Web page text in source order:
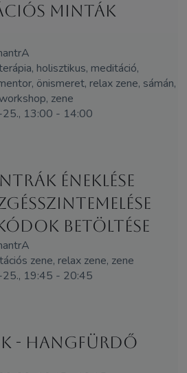
minták
holisztikus, meditáció,
önismeret, relax zene, sámán,
zene
13:00 - 14:00
Éneklése
betöltése
zene, relax zene, zene
19:45 - 20:45
- hangfürdő